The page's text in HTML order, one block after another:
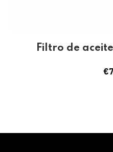
Filtro de
€